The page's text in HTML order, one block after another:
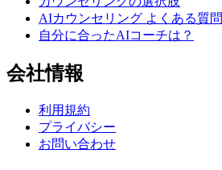
AIカウンセリング よくある質問
自分に合ったAIコーチは？
会社情報
利用規約
プライバシー
お問い合わせ